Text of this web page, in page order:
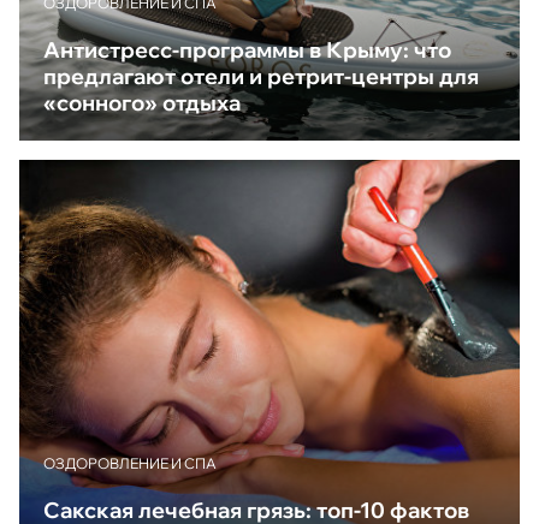
Антистресс-программы в Крыму: что
предлагают отели и ретрит-центры для
«сонного» отдыха
ОЗДОРОВЛЕНИЕ И СПА
Сакская лечебная грязь: топ-10 фактов